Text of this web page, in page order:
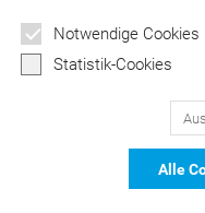
Notwendige Cookies
Statistik-Cookies
Alle
129